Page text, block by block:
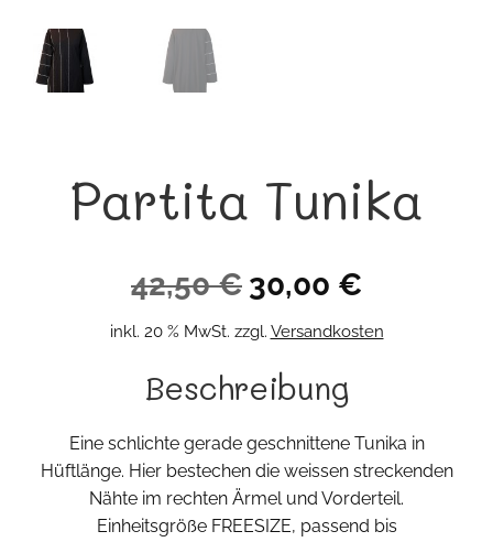
Partita Tunika
42,50€ Ursprünglicher
Preis
42,50 €
30,00 €
Preis
inkl. 20 % MwSt. zzgl. Versandkosten
Beschreibung
Eine schlichte gerade geschnittene Tunika in
Hüftlänge. Hier bestechen die weissen streckenden
Nähte im rechten Ärmel und Vorderteil.
Einheitsgröße FREESIZE, passend bis